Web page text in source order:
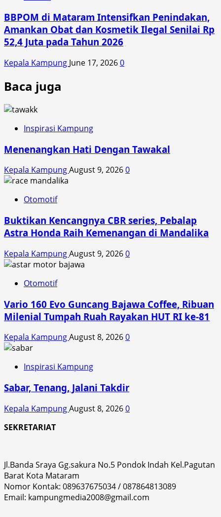
BBPOM di Mataram Intensifkan Penindakan,
Amankan Obat dan Kosmetik Ilegal Senilai Rp
52,4 Juta pada Tahun 2026
Kepala Kampung June 17, 20260
Baca juga
Inspirasi Kampung
Menenangkan Hati Dengan Tawakal
Kepala KampungAugust 9, 20260
Otomotif
Buktikan Kencangnya CBR series, Pebalap
Astra Honda Raih Kemenangan di Mandalika
Kepala KampungAugust 9, 20260
Otomotif
Vario 160 Evo Guncang Bajawa Coffee, Ribuan
Milenial Tumpah Ruah Rayakan HUT RI ke-81
Kepala KampungAugust 8, 20260
Inspirasi Kampung
Sabar, Tenang, Jalani Takdir
Kepala KampungAugust 8, 20260
SEKRETARIAT
Jl.Banda Sraya Gg.sakura No.5 Pondok Indah Kel.Pagutan
Barat Kota Mataram
Nomor Kontak: 089637675034 / 087864813089
Email: kampungmedia2008@gmail.com